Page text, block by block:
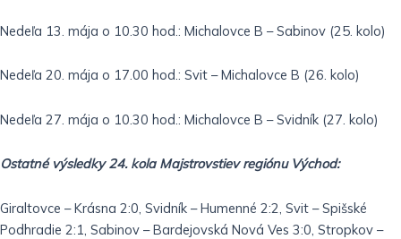
Nedeľa 13. mája o 10.30 hod.: Michalovce B – Sabinov (25. kolo)
Nedeľa 20. mája o 17.00 hod.: Svit – Michalovce B (26. kolo)
Nedeľa 27. mája o 10.30 hod.: Michalovce B – Svidník (27. kolo)
Ostatné výsledky 24. kola Majstrovstiev regiónu Východ:
Giraltovce – Krásna 2:0, Svidník – Humenné 2:2, Svit – Spišské
Podhradie 2:1, Sabinov – Bardejovská Nová Ves 3:0, Stropkov –